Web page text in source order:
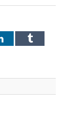
LinkedInTumblr